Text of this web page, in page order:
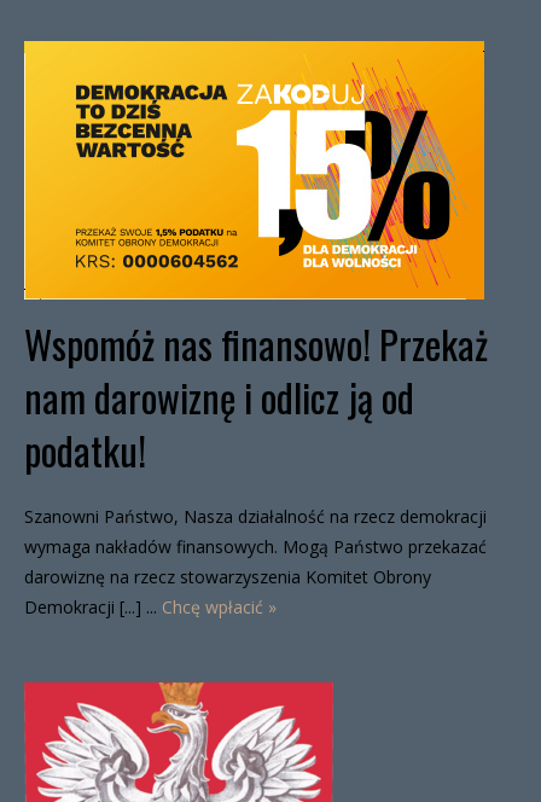
Wspomóż nas finansowo! Przekaż
nam darowiznę i odlicz ją od
podatku!
Szanowni Państwo, Nasza działalność na rzecz demokracji
wymaga nakładów finansowych. Mogą Państwo przekazać
darowiznę na rzecz stowarzyszenia Komitet Obrony
Demokracji [...] ... Chcę wpłacić »